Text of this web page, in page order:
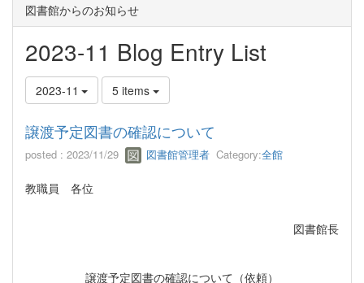
図書館からのお知らせ
2023-11 Blog Entry List
2023-11 5 items
譲渡予定図書の確認について
posted : 2023/11/29 図書館管理者 Category:全館
教職員 各位
図書館長
譲渡予定図書の確認について（依頼）